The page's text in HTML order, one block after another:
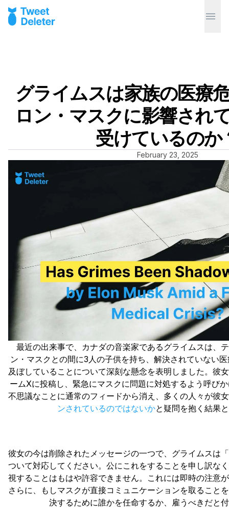
グライムスは家族の医療
ロン・マスクに影響され
受けているのか
February 23, 2025
最近の出来事で、カナダの音楽家であるグライムスは、
ン・マスクとの間に3人の子供を持ち、解決されていない
及ぼしていることについて深刻な懸念を表明しました。彼
ームXに投稿し、緊急にマスクに問題に対処するよう呼び
不思議なことに通常のフィードから消え、多くの人々が彼
ンされているのではないかと疑問を抱く結果
彼女の今は削除されたメッセージの一つで、グライムスは
ついて対応してください。公にこれをすることを申し訳な
視することはもはや許容できません。これには即時の注意
さらに、もしマスクが直接コミュニケーションを取ること
決するために誰かを任命するか、雇うべきだと